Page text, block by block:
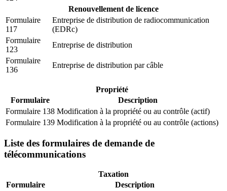
Renouvellement de licence
Formulaire
117
Entreprise de distribution de radiocommunication
(EDRc)
Formulaire
123
Entreprise de distribution
Formulaire
136
Entreprise de distribution par câble
Propriété
Formulaire
Description
Formulaire 138 Modification à la propriété ou au contrôle (actif)
Formulaire 139 Modification à la propriété ou au contrôle (actions)
Liste des formulaires de demande de
télécommunications
Taxation
Formulaire
Description